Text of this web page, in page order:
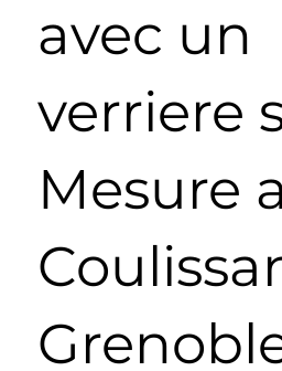
avec un
verriere
Mesure